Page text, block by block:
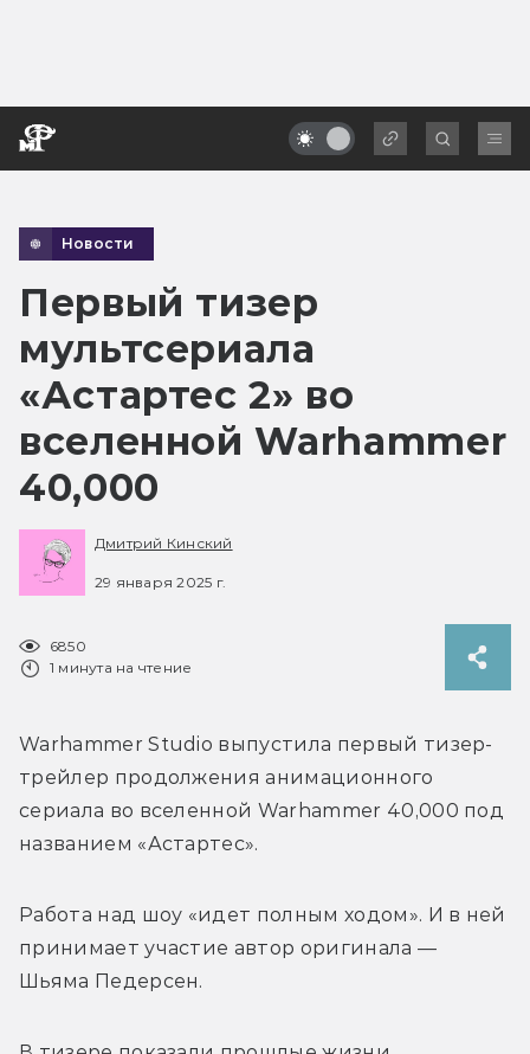
Новости
Первый тизер
мультсериала
«Астартес 2» во
вселенной Warhammer
40,000
Дмитрий Кинский
29 января 2025 г.
6850
1 минута на чтение
Warhammer Studio выпустила первый тизер-
трейлер продолжения анимационного
сериала во вселенной Warhammer 40,000 под
названием «Астартес».
Работа над шоу «идет полным ходом». И в ней
Шьяма Педерсен.